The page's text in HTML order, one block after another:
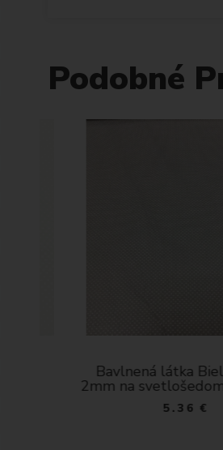
Podobné
Bavlnená látka Biele
2mm na svetlošedom
5.36 €